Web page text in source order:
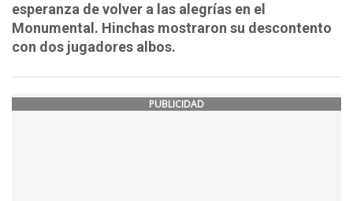
esperanza de volver a las alegrías en el
Monumental. Hinchas mostraron su descontento
con dos jugadores albos.
PUBLICIDAD